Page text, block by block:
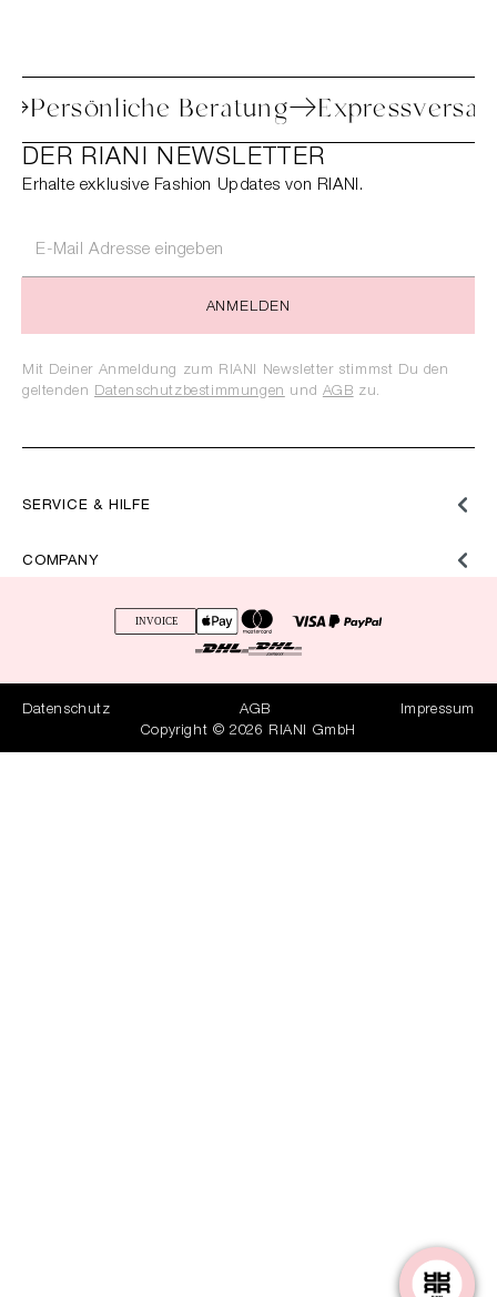
Persönliche Beratung
SERVICE & HILFE
COMPANY
DER RIANI NEWSLETTER
Erhalte exklusive Fashion Updates von RIANI.
ANMELDEN
Mit Deiner Anmeldung zum RIANI Newsletter stimmst Du den
geltenden Datenschutzbestimmungen und AGB zu.
Datenschutz AGB
Impressum
Copyright © 2026 RIANI GmbH